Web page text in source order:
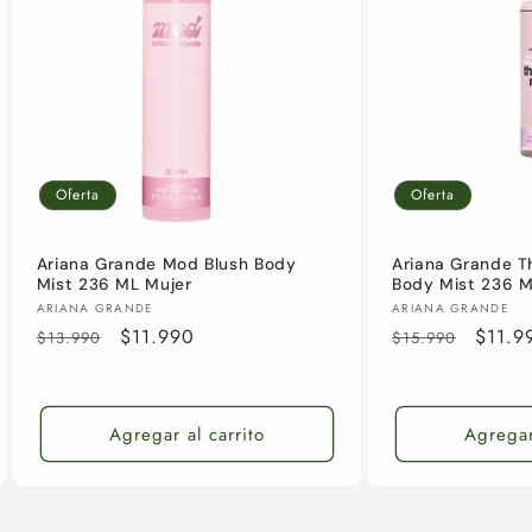
Oferta
Ariana Grande Mod Blush Body
Mist 236 ML Mujer
Proveedor:
ARIANA GRANDE
Precio
$13.990
Precio
$11.990
Agregar al carrito
Oferta
Ariana Grande
Body Mist 236
Proveedor:
ARIANA GRANDE
Precio
$15.990
Precio